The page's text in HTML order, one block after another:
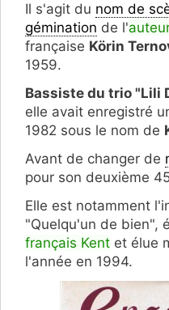
Il s'agit du nom de
gémination de l'
française Körin
1959.
Bassiste du trio "Lili
elle avait enregistré
1982 sous le nom de
Avant de changer de
pour son deuxième
Elle est notamment
"Quelqu'un de bien",
français Kent et élue
l'année en 1994.